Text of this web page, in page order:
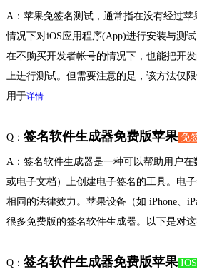
A：苹果免签名测试，通常指在没有经过苹
情况下对iOS应用程序(App)进行安装与测
在不购买开发者帐号的情况下，也能把开
上进行测试。但需要注意的是，该方法仅
用于详情
Q： 签名软件生成器免费版苹果 免
A：签名软件生成器是一种可以帮助用户在
或电子文档）上创建电子签名的工具。电
相同的法律效力。苹果设备（如 iPhone、
很多免费版的签名软件生成器。以下是对
Q： 签名软件生成器免费版苹果 IOS